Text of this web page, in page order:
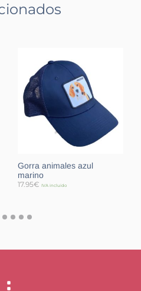
Gorra animales azul
marino
17.95€ IVA incluido